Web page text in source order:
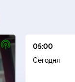
16+
05:00
Сегодня